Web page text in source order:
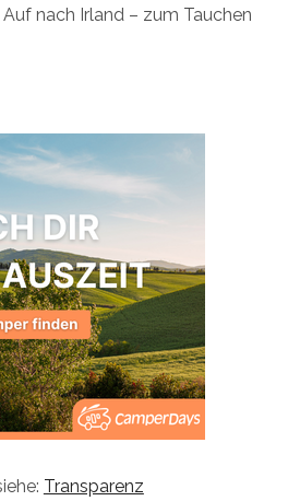
nach Irland – zum Tauchen
Transparenz